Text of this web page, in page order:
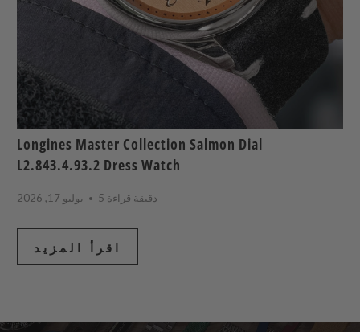
Longines Master Collection Salmon Dial
L2.843.4.93.2 Dress Watch
يوليو 17, 2026 5 دقيقة قراءة
اقرأ المزيد